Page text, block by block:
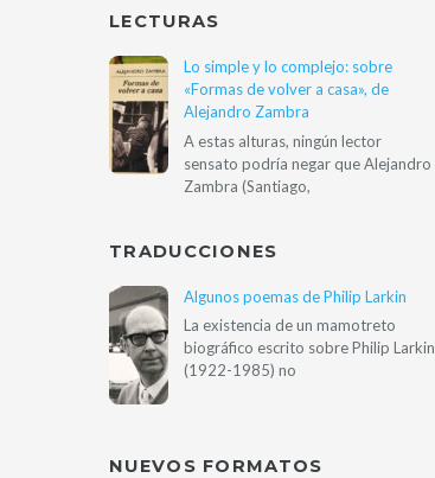
LECTURAS
Lo simple y lo complejo: sobre
«Formas de volver a casa», de
Alejandro Zambra
A estas alturas, ningún lector
sensato podría negar que Alejandro
Zambra (Santiago,
TRADUCCIONES
Algunos poemas de Philip Larkin
La existencia de un mamotreto
biográfico escrito sobre Philip Larkin
(1922-1985) no
NUEVOS FORMATOS